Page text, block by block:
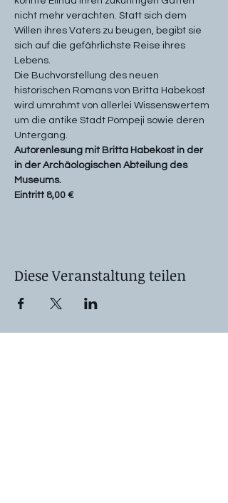
nicht mehr verachten. Statt sich dem
Willen ihres Vaters zu beugen, begibt sie
sich auf die gefährlichste Reise ihres
Lebens.
Die Buchvorstellung des neuen
historischen Romans von Britta Habekost
wird umrahmt von allerlei Wissenswertem
um die antike Stadt Pompeji sowie deren
Untergang.
Autorenlesung mit Britta Habekost in der
in der Archäologischen Abteilung des
Museums.
Eintritt 8,00 €
Diese Veranstaltung teilen